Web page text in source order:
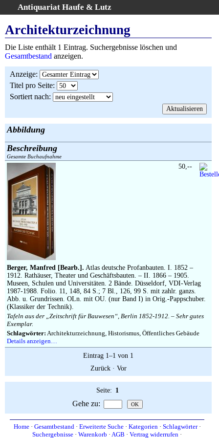
Antiquariat Haufe & Lutz
Home
Gesamtbestand
Kategorien
Schlagwörter
Suchergebnisse
AGB
Widerruf
Über uns
Aktuelle Kataloge
Kontakt
Ankauf
Links
Impressum
Architekturzeichnung
Die Liste enthält 1 Eintrag. Suchergebnisse löschen und
Gesamtbestand anzeigen.
Anzeige:
Titel pro Seite:
Sortiert nach:
Abbildung
Beschreibung
Gesamte Buchaufnahme
Berger, Manfred [Bearb.]. Atlas deutsche Profanbauten. I. 1852 –
1912. Rathäuser, Theater und Geschäftsbauten. – II. 1866 – 1905.
Museen, Schulen und Universitäten. 2 Bände. Düsseldorf, VDI-Verlag
1987-1988. Folio. 11, 148, 84 S.; 7 Bl., 126, 99 S. mit zahlr. ganzs.
Abb. u. Grundrissen. OLn. mit OU. (nur Band I) in Orig.-Pappschuber.
(Klassiker der Technik).
Tafeln aus der „Zeitschrift für Bauwesen“, Berlin 1852-1912. – Sehr gutes
Exemplar.
Schlagwörter: Architekturzeichnung, Historismus, Öffentliches Gebäude
Details anzeigen…
50,--
Eintrag 1–1 von 1
Zurück· Vor
Seite: 1
Gehe zu:
Home· Gesamtbestand· Erweiterte Suche· Kategorien· Schlagwörter·
Suchergebnisse · Warenkorb · AGB · Vertrag widerrufen ·